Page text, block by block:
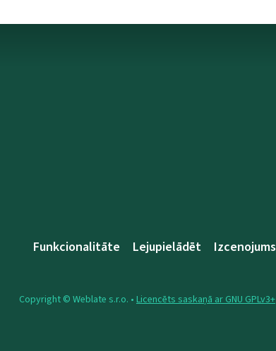
Funkcionalitāte Lejupielādēt Izcenojums
Copyright © Weblate s.r.o. • Licencēts saskaņā ar GNU GPLv3+